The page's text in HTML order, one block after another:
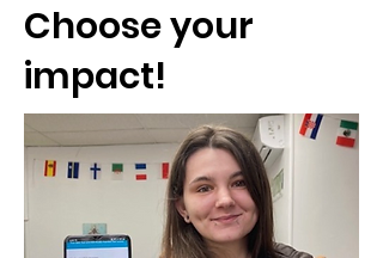
Choose your
impact!